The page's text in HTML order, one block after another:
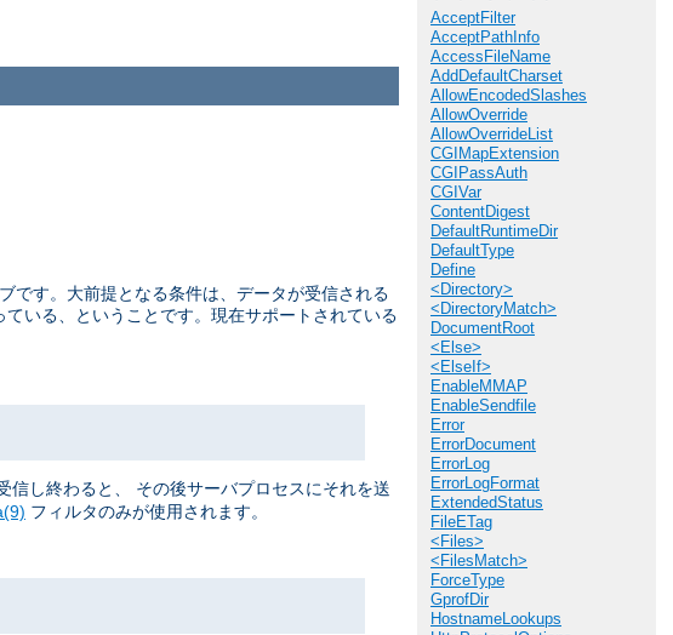
AcceptFilter
AcceptPathInfo
AccessFileName
AddDefaultCharset
AllowEncodedSlashes
AllowOverride
AllowOverrideList
CGIMapExtension
CGIPassAuth
CGIVar
ContentDigest
DefaultRuntimeDir
DefaultType
Define
<Directory>
<DirectoryMatch>
DocumentRoot
<Else>
<ElseIf>
EnableMMAP
EnableSendfile
Error
ErrorDocument
ErrorLog
ErrorLogFormat
ExtendedStatus
FileETag
<Files>
<FilesMatch>
ForceType
GprofDir
HostnameLookups
です。大前提となる条件は、データが受信される
いる、ということです。現在サポートされている
し終わると、 その後サーバプロセスにそれを送
フィルタのみが使用されます。